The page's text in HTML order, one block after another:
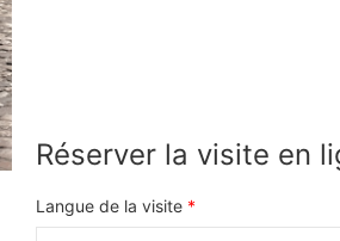
Réserver la visite en
Langue de la visite *